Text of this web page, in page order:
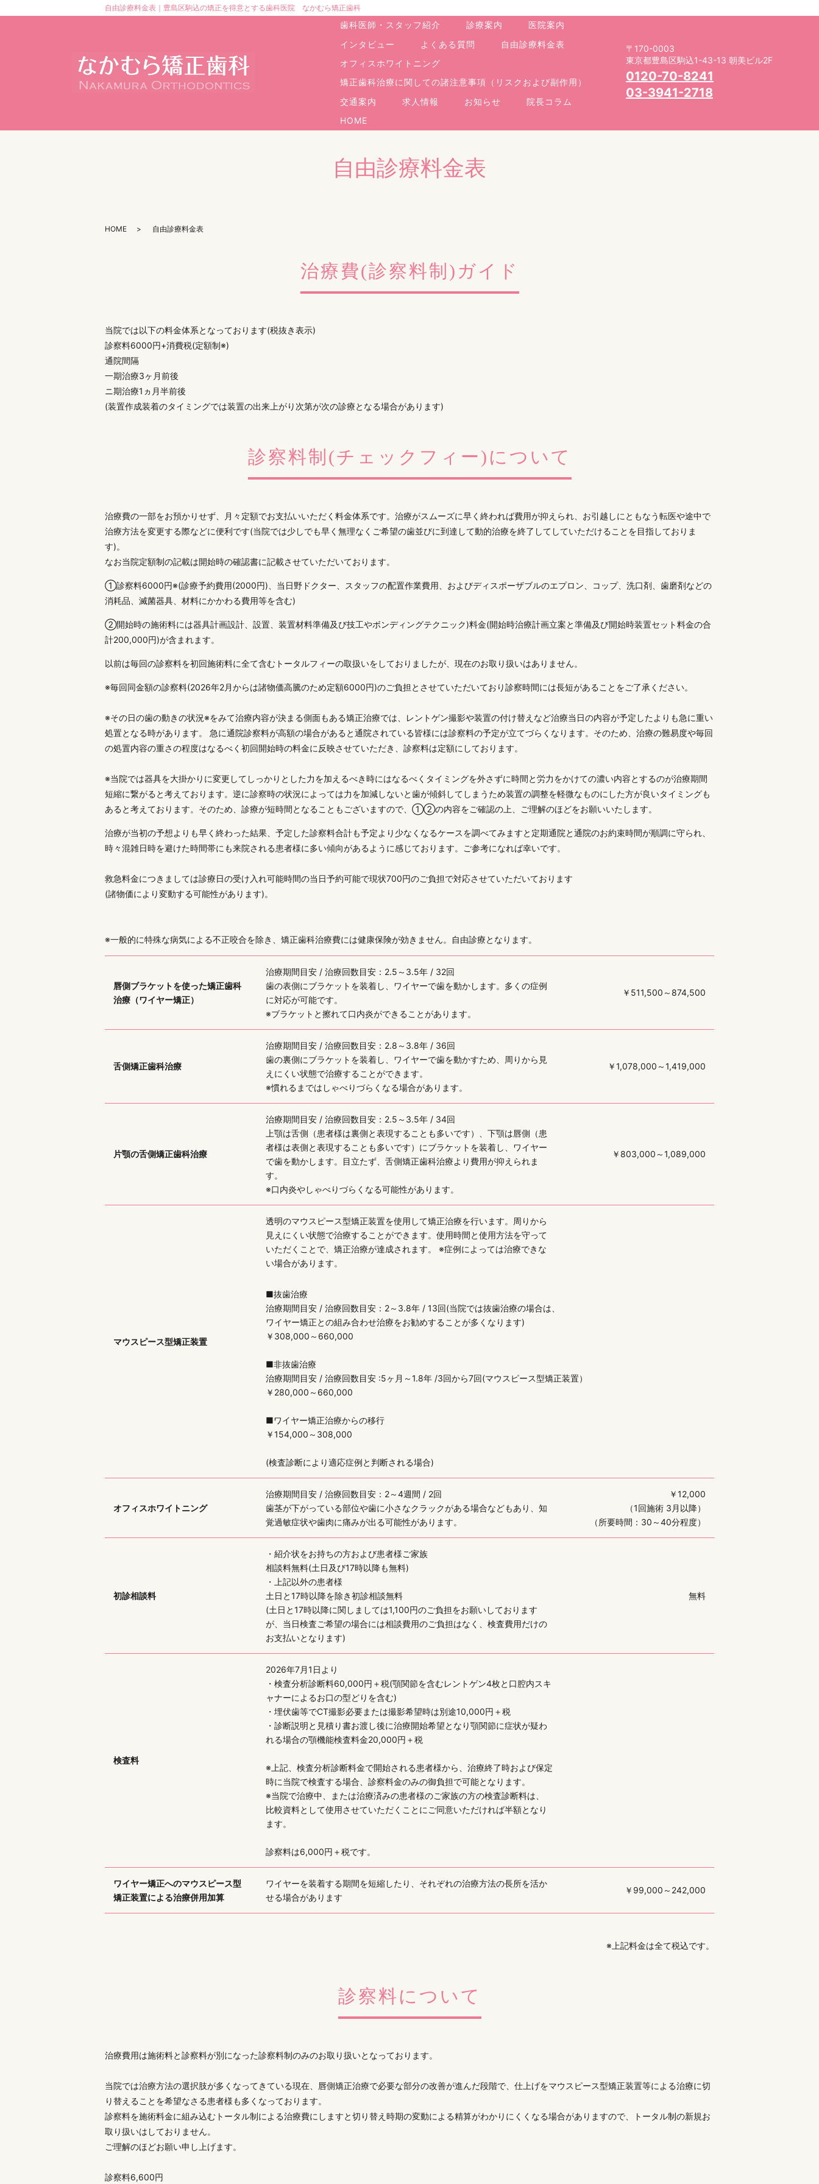
自由診療料金表｜豊島区駒込の矯正を得意とする歯科医院 なかむら矯正歯科
歯科医師・スタッフ紹介 診療案内
医院案内
インタビュー
よくある質問
自由診療料金表
オフィスホワイトニング
矯正歯科治療に関しての諸注意事項（リスクおよび副作用）
交通案内
求人情報 お知らせ
院長コラム
HOME
〒170-0003
東京都豊島区駒込1-43-13 朝美ビル2F
0120-70-8241
03-3941-2718
自由診療料金表
HOME 自由診療料金表
治療費(診察料制)ガイド
当院では以下の料金体系となっております(税抜き表示)
診察料6000円+消費税(定額制※)
通院間隔
一期治療3ヶ月前後
ニ期治療1ヵ月半前後
(装置作成装着のタイミングでは装置の出来上がり次第が次の診療となる場合があります)
診察料制(チェックフィー)について
治療費の一部をお預かりせず、月々定額でお支払いいただく料金体系です。治療がスムーズに早く終われば費用が抑えられ、お引越しにともなう転医や途中で
治療方法を変更する際などに便利です(当院では少しでも早く無理なくご希望の歯並びに到達して動的治療を終了してしていただけることを目指しておりま
す)。
なお当院定額制の記載は開始時の確認書に記載させていただいております。
①診察料6000円※(診療予約費用(2000円)、当日野ドクター、スタッフの配置作業費用、およびディスポーザブルのエプロン、コップ、洗口剤、歯磨剤などの
消耗品、滅菌器具、材料にかかわる費用等を含む)
②開始時の施術料には器具計画設計、設置、装置材料準備及び技工やボンディングテクニック)料金(開始時治療計画立案と準備及び開始時装置セット料金の合
計200,000円)が含まれます。
以前は毎回の診察料を初回施術料に全て含むトータルフィーの取扱いをしておりましたが、現在のお取り扱いはありません。
※毎回同金額の診察料(2026年2月からは諸物価高騰のため定額6000円)のご負担とさせていただいており診察時間には長短があることをご了承ください。
※その日の歯の動きの状況※をみて治療内容が決まる側面もある矯正治療では、レントゲン撮影や装置の付け替えなど治療当日の内容が予定したよりも急に重い
処置となる時があります。 急に通院診察料が高額の場合があると通院されている皆様には診察料の予定が立てづらくなります。そのため、治療の難易度や毎回
の処置内容の重さの程度はなるべく初回開始時の料金に反映させていただき、診察料は定額にしております。
※当院では器具を大掛かりに変更してしっかりとした力を加えるべき時にはなるべくタイミングを外さずに時間と労力をかけての濃い内容とするのが治療期間
短縮に繋がると考えております。逆に診察時の状況によっては力を加減しないと歯が傾斜してしまうため装置の調整を軽微なものにした方が良いタイミングも
あると考えております。そのため、診療が短時間となることもございますので、①②の内容をご確認の上、ご理解のほどをお願いいたします。
治療が当初の予想よりも早く終わった結果、予定した診察料合計も予定より少なくなるケースを調べてみますと定期通院と通院のお約束時間が順調に守られ、
時々混雑日時を避けた時間帯にも来院される患者様に多い傾向があるように感じております。ご参考になれば幸いです。
救急料金につきましては診療日の受け入れ可能時間の当日予約可能で現状700円のご負担で対応させていただいております
(諸物価により変動する可能性があります)。
※一般的に特殊な病気による不正咬合を除き、矯正歯科治療費には健康保険が効きません。自由診療となります。
唇側ブラケットを使った矯正歯科
治療（ワイヤー矯正）
治療期間目安 / 治療回数目安：2.5～3.5年 / 32回
歯の表側にブラケットを装着し、ワイヤーで歯を動かします。多くの症例
に対応が可能です。
※ブラケットと擦れて口内炎ができることがあります。
￥ 511,500～874,500
舌側矯正歯科治療
治療期間目安 / 治療回数目安：2.8～3.8年 / 36回
歯の裏側にブラケットを装着し、ワイヤーで歯を動かすため、周りから見
えにくい状態で治療することができます。
※慣れるまではしゃべりづらくなる場合があります。
￥1,078,000～1,419,000
片顎の舌側矯正歯科治療
治療期間目安 / 治療回数目安：2.5～3.5年 / 34回
上顎は舌側（患者様は裏側と表現することも多いです）、下顎は唇側（患
者様は表側と表現することも多いです）にブラケットを装着し、ワイヤー
で歯を動かします。目立たず、舌側矯正歯科治療より費用が抑えられま
す。
※口内炎やしゃべりづらくなる可能性があります。
￥ 803,000～1,089,000
マウスピース型矯正装置
透明のマウスピース型矯正装置を使用して矯正治療を行います。周りから
見えにくい状態で治療することができます。使用時間と使用方法を守って
いただくことで、矯正治療が達成されます。 ※症例によっては治療できな
い場合があります。
■抜歯治療
治療期間目安 / 治療回数目安：2～3.8年 / 13回(当院では抜歯治療の場合は、
ワイヤー矯正との組み合わせ治療をお勧めすることが多くなります)
￥308,000～660,000
■非抜歯治療
治療期間目安 / 治療回数目安 :5ヶ月～1.8年 /3回から7回(マウスピース型矯正装置）
￥280,000～660,000
■ワイヤー矯正治療からの移行
￥154,000～308,000
(検査診断により適応症例と判断される場合)
オフィスホワイトニング
治療期間目安 / 治療回数目安：2～4週間 / 2回
歯茎が下がっている部位や歯に小さなクラックがある場合などもあり、知
覚過敏症状や歯肉に痛みが出る可能性があります。
￥12,000
（1回施術 3月以降）
（所要時間：30～40分程度）
初診相談料
・紹介状をお持ちの方および患者様ご家族
相談料無料(土日及び17時以降も無料)
・上記以外の患者様
土日と17時以降を除き初診相談無料
(土日と17時以降に関しましては1,100円のご負担をお願いしております
が、当日検査ご希望の場合には相談費用のご負担はなく、検査費用だけの
お支払いとなります)
無料
検査料
2026年7月1日より
・検査分析診断料60,000円＋税(顎関節を含むレントゲン4枚と口腔内スキ
ャナーによるお口の型どりを含む)
・埋伏歯等でCT撮影必要または撮影希望時は別途10,000円＋税
・診断説明と見積り書お渡し後に治療開始希望となり顎関節に症状が疑わ
れる場合の顎機能検査料金20,000円＋税
※上記、検査分析診断料金で開始される患者様から、治療終了時および保定
時に当院で検査する場合、診察料金のみの御負担で可能となります。
※当院で治療中、または治療済みの患者様のご家族の方の検査診断料は、
比較資料として使用させていただくことにご同意いただければ半額となり
ます。
診察料は6,000円＋税です。
ワイヤー矯正へのマウスピース型
矯正装置による治療併用加算
ワイヤーを装着する期間を短縮したり、それぞれの治療方法の長所を活か
せる場合があります
￥99,000～242,000
※上記料金は全て税込です。
診察料について
治療費用は施術料と診察料が別になった診察料制のみのお取り扱いとなっております。
当院では治療方法の選択肢が多くなってきている現在、 唇側矯正治療で必要な部分の改善が進んだ段階で、仕上げをマウスピース型矯正装置等による治療に切
り替えることを希望なさる患者様も多くなっております。
診察料を施術料金に組み込むトータル制による治療費にしますと切り替え時期の変動による精算がわかりにくくなる場合がありますので、
トータル制の新規お
取り扱いはしておりません。
ご理解のほどお願い申し上げます。
診察料6,600円